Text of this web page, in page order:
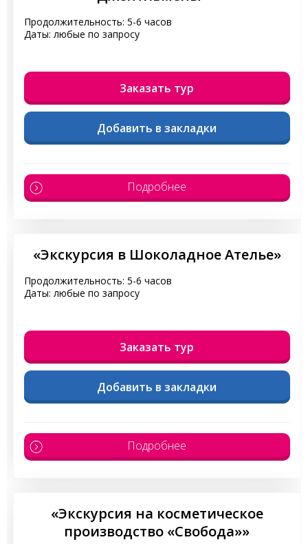
Продолжительность: 5-6 часов
Даты: любые по запросу
Заказать тур
Добавить в закладки
Подробнее
«Экскурсия в Шоколадное Ателье»
Продолжительность: 5-6 часов
Даты: любые по запросу
Заказать тур
Добавить в закладки
Подробнее
«Экскурсия на косметическое
производство «Свобода»»